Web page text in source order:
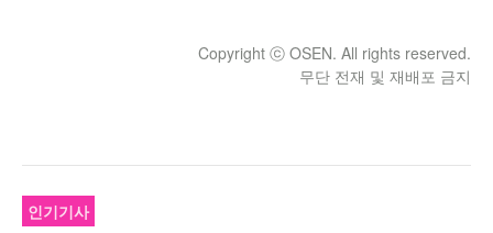
Copyright ⓒ OSEN. All rights reserved.
무단 전재 및 재배포 금지
인기기사